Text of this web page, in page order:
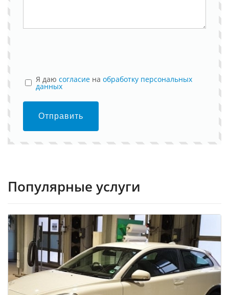
Я даюсогласие наобработку персональных
данных
Отправить
Популярные услуги